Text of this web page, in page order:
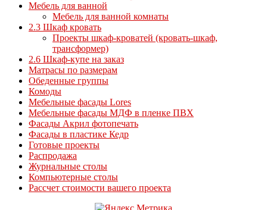
Мебель для ванной
Мебель для ванной комнаты
2.3 Шкаф кровать
Проекты шкаф-кроватей (кровать-шкаф,
трансформер)
2.6 Шкаф-купе на заказ
Матрасы по размерам
Обеденные группы
Комоды
Мебельные фасады Lores
Мебельные фасады МДФ в пленке ПВХ
Фасады Акрил фотопечать
Фасады в пластике Кедр
Готовые проекты
Распродажа
Журнальные столы
Компьютерные столы
Рассчет стоимости вашего проекта